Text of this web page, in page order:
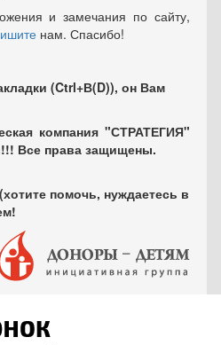
и замечания по сайту,
нам. Спасибо!
(Ctrl+В(D)), он Вам
компания "СТРАТЕГИЯ"
Все права защищены.
помочь, нуждаетесь в